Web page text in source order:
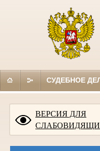
СУДЕБНОЕ
ВЕРСИЯ ДЛЯ